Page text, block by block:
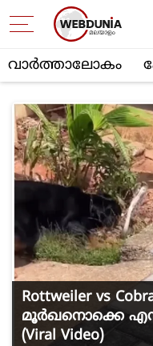
വാര്‍ത്താലോകം
Rottweiler vs
മൂര്‍ഖനൊക്കെ
(Viral Video)